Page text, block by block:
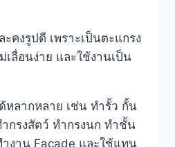
คงรูปดี เพราะเป็นตะแกรง
เลื่อนง่าย และใช้งานเป็น
หลากหลาย เช่น ทำรั้ว กั้น
กรงสัตว์ ทำกรงนก ทำชั้น
งาน Facade และใช้แทน